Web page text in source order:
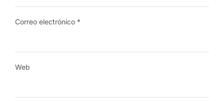
Correo electrónico *
Web